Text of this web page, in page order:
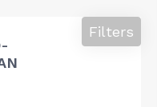
Filters